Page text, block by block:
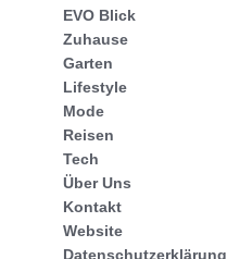
EVO Blick
Zuhause
Garten
Lifestyle
Mode
Reisen
Tech
Über Uns
Kontakt
Website
Datenschutzerklärung